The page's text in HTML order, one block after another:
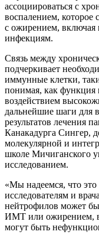
ассоциироваться с
воспалением, которое
с ожирением,
инфекциям.
Связь между
подчеркивает
иммунные клетки,
понимая, как функция
воздействием
дальнейшие шаги для
результатов лечения
Канакадурга Сингер,
молекулярной и
школе Мичиганского
исследованием.
«Мы надеемся, что это
исследователям и
нейтрофилов может
ИМТ или ожирением,
могут быть